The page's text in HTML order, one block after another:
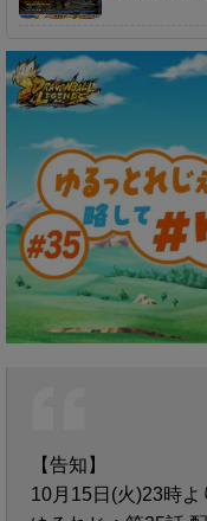
【告知】
10月15日(火)23時よ